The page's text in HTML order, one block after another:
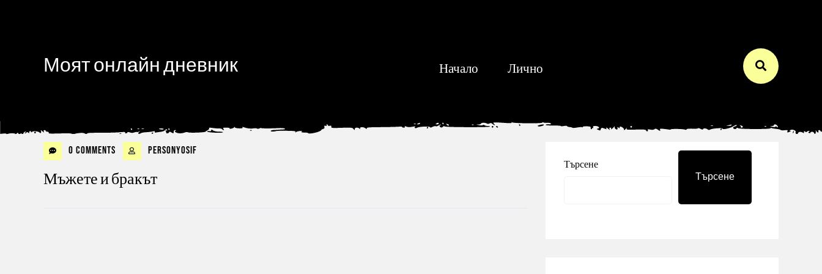
Моят онлайн дневник Начало Лично
0 Comments personyosif
Мъжете и бракът
Търсене
Търсене